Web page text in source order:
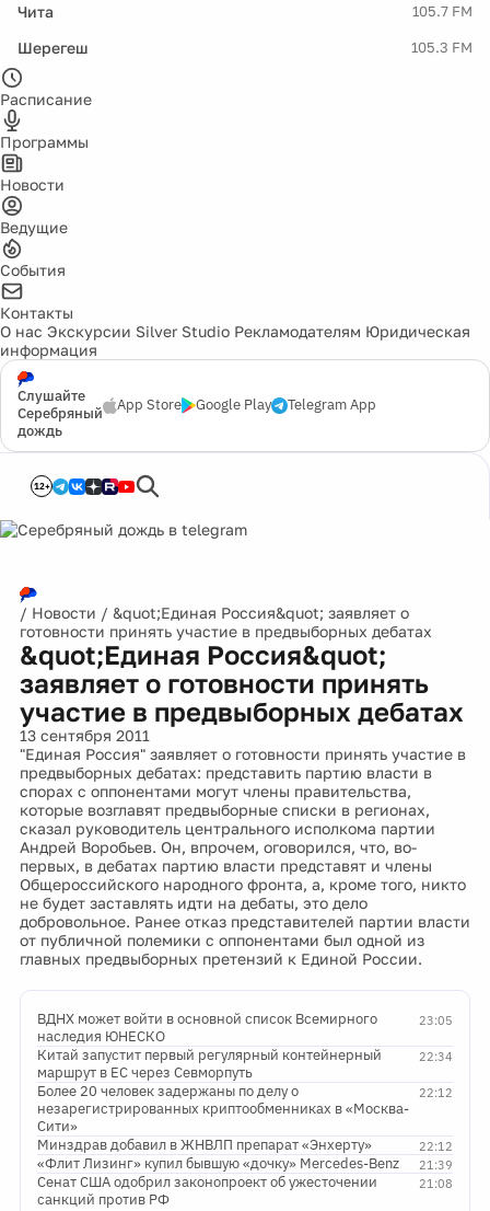
Чита 105.7 FM
Шерегеш 105.3 FM
Расписание
Программы
Новости
Ведущие
События
Контакты
О нас Экскурсии Silver Studio Рекламодателям Юридическая
информация
Слушайте
Серебряный
дождь
App Store Google Play Telegram App
12+
/ Новости / &quot;Единая Россия&quot; заявляет о
готовности принять участие в предвыборных дебатах
&quot;Единая Россия&quot;
заявляет о готовности принять
участие в предвыборных дебатах
13 сентября 2011
"Единая Россия" заявляет о готовности принять участие в
предвыборных дебатах: представить партию власти в
спорах с оппонентами могут члены правительства,
которые возглавят предвыборные списки в регионах,
сказал руководитель центрального исполкома партии
Андрей Воробьев. Он, впрочем, оговорился, что, во-
первых, в дебатах партию власти представят и члены
Общероссийского народного фронта, а, кроме того, никто
не будет заставлять идти на дебаты, это дело
добровольное. Ранее отказ представителей партии власти
от публичной полемики с оппонентами был одной из
главных предвыборных претензий к Единой России.
23:05
ВДНХ может войти в основной список Всемирного
наследия ЮНЕСКО
22:34
Китай запустит первый регулярный контейнерный
маршрут в ЕС через Севморпуть
22:12
Более 20 человек задержаны по делу о
незарегистрированных криптообменниках в «Москва-
Сити»
22:12
Минздрав добавил в ЖНВЛП препарат «Энхерту»
21:39
«Флит Лизинг» купил бывшую «дочку» Mercedes-Benz
21:08
Сенат США одобрил законопроект об ужесточении
санкций против РФ